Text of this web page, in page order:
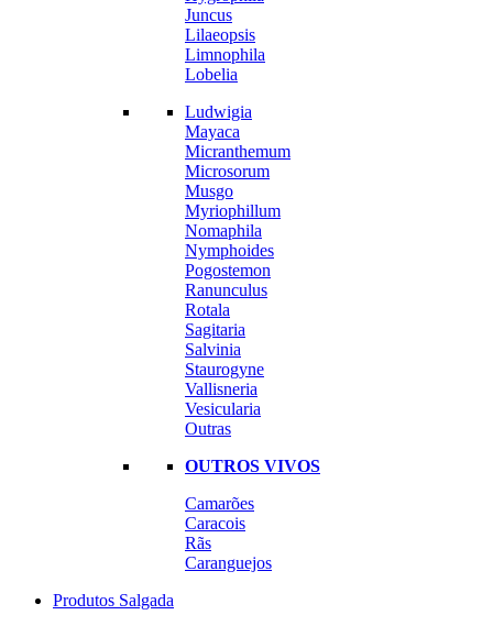
Juncus
Lilaeopsis
Limnophila
Lobelia
Ludwigia
Mayaca
Micranthemum
Microsorum
Musgo
Myriophillum
Nomaphila
Nymphoides
Pogostemon
Ranunculus
Rotala
Sagitaria
Salvinia
Staurogyne
Vallisneria
Vesicularia
Outras
OUTROS VIVOS
Camarões
Caracois
Rãs
Caranguejos
Produtos Salgada